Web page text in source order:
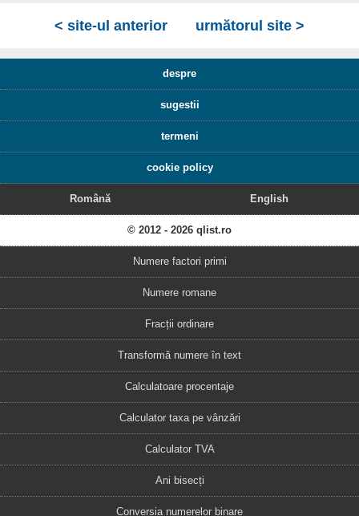
< site-ul anterior următorul site >
despre
sugestii
termeni
cookie policy
Română English
© 2012 - 2026 qlist.ro
Numere factori primi
Numere romane
Fracții ordinare
Transformă numere în text
Calculatoare procentaje
Calculator taxa pe vânzări
Calculator TVA
Ani bisecți
Conversia numerelor binare